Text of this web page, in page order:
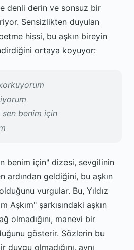
denli derin ve sonsuz bir
Sensizlikten duyulan
hissi, bu aşkın bireyin
ortaya koyuyor:
sen benim için
benim için" dizesi, sevgilinin
ardından geldiğini, bu aşkın
vurgular. Bu, Yıldız
Aşkım" şarkısındaki aşkın
olmadığını, manevi bir
gösterir. Sözlerin bu
duygu olmadığını, aynı